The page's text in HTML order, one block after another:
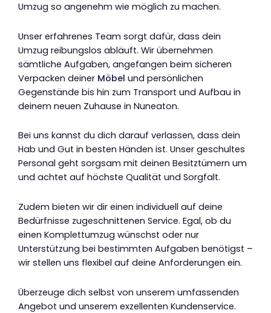
Umzug so angenehm wie möglich zu machen.
Unser erfahrenes Team sorgt dafür, dass dein
Umzug reibungslos abläuft. Wir übernehmen
sämtliche Aufgaben, angefangen beim sicheren
Verpacken deiner Möbel und persönlichen
Gegenstände bis hin zum Transport und Aufbau in
deinem neuen Zuhause in Nuneaton.
Bei uns kannst du dich darauf verlassen, dass dein
Hab und Gut in besten Händen ist. Unser geschultes
Personal geht sorgsam mit deinen Besitztümern um
und achtet auf höchste Qualität und Sorgfalt.
Zudem bieten wir dir einen individuell auf deine
Bedürfnisse zugeschnittenen Service. Egal, ob du
einen Komplettumzug wünschst oder nur
Unterstützung bei bestimmten Aufgaben benötigst –
wir stellen uns flexibel auf deine Anforderungen ein.
Überzeuge dich selbst von unserem umfassenden
Angebot und unserem exzellenten Kundenservice.